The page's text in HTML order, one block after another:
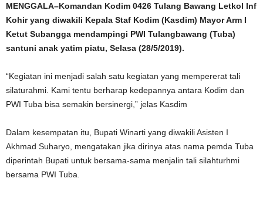
MENGGALA–Komandan Kodim 0426 Tulang Bawang Letkol Inf
Kohir yang diwakili Kepala Staf Kodim (Kasdim) Mayor Arm I
Ketut Subangga mendampingi PWI Tulangbawang (Tuba)
santuni anak yatim piatu, Selasa (28/5/2019).
“Kegiatan ini menjadi salah satu kegiatan yang mempererat tali
silaturahmi. Kami tentu berharap kedepannya antara Kodim dan
PWI Tuba bisa semakin bersinergi,” jelas Kasdim
Dalam kesempatan itu, Bupati Winarti yang diwakili Asisten I
Akhmad Suharyo, mengatakan jika dirinya atas nama pemda Tuba
diperintah Bupati untuk bersama-sama menjalin tali silahturhmi
bersama PWI Tuba.